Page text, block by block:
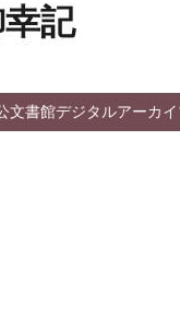
記
文書館デジタルアーカ